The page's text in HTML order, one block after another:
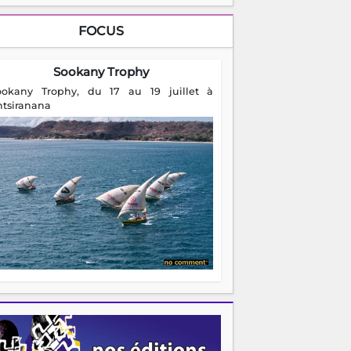
FOCUS
Sookany Trophy
Trophy, du 17 au 19 juillet à